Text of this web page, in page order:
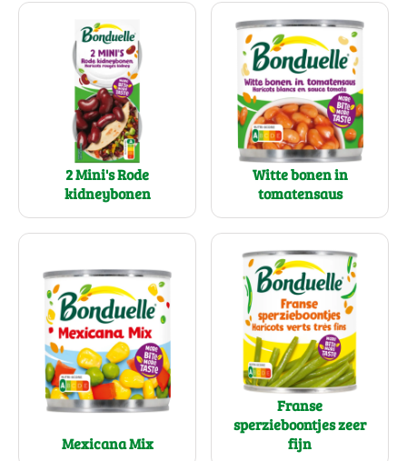
2 Mini's Rode
kidneybonen
Witte bonen in
tomatensaus
Mexicana Mix
Franse
sperzieboontjes zeer
fijn